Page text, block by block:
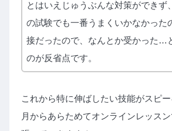
とはいえじゅうぶんな対策ができず
の試験でも一番うまくいかなかった
接だったので、なんとか受かった…
のが反省点です。
これから特に伸ばしたい技能がスピ
月からあらためてオンラインレッス